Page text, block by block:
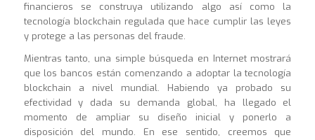
financieros se construya utilizando algo así como la
tecnología blockchain regulada que hace cumplir las leyes
y protege a las personas del fraude.
Mientras tanto, una simple búsqueda en Internet mostrará
que los bancos están comenzando a adoptar la tecnología
blockchain a nivel mundial. Habiendo ya probado su
efectividad y dada su demanda global, ha llegado el
momento de ampliar su diseño inicial y ponerlo a
disposición del mundo. En ese sentido, creemos que